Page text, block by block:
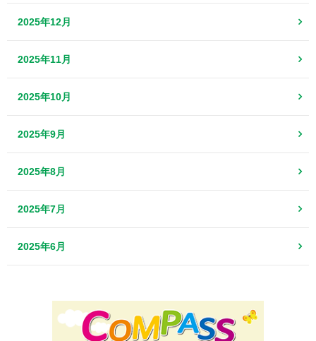
2025年12月
2025年11月
2025年10月
2025年9月
2025年8月
2025年7月
2025年6月